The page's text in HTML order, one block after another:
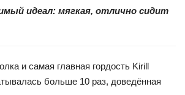
идеал: мягкая, отлично сидит
и самая главная гордость Kirill
больше 10 раз, доведённая